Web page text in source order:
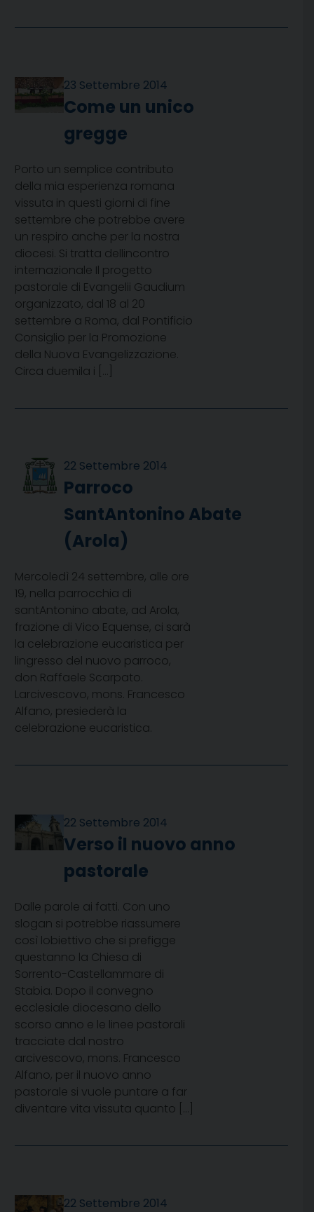
23 Settembre 2014
Come un unico
gregge
Porto un semplice contributo
della mia esperienza romana
vissuta in questi giorni di fine
settembre che potrebbe avere
un respiro anche per la nostra
diocesi. Si tratta dellincontro
internazionale Il progetto
pastorale di Evangelii Gaudium
organizzato, dal 18 al 20
settembre a Roma, dal Pontificio
Consiglio per la Promozione
della Nuova Evangelizzazione.
Circa duemila i […]
22 Settembre 2014
Parroco
SantAntonino Abate
(Arola)
Mercoledì 24 settembre, alle ore
19, nella parrocchia di
santAntonino abate, ad Arola,
frazione di Vico Equense, ci sarà
la celebrazione eucaristica per
lingresso del nuovo parroco,
don Raffaele Scarpato.
Larcivescovo, mons. Francesco
Alfano, presiederà la
celebrazione eucaristica.
22 Settembre 2014
Verso il nuovo anno
pastorale
Dalle parole ai fatti. Con uno
slogan si potrebbe riassumere
così lobiettivo che si prefigge
questanno la Chiesa di
Sorrento-Castellammare di
Stabia. Dopo il convegno
ecclesiale diocesano dello
scorso anno e le linee pastorali
tracciate dal nostro
arcivescovo, mons. Francesco
Alfano, per il nuovo anno
pastorale si vuole puntare a far
diventare vita vissuta quanto […]
22 Settembre 2014